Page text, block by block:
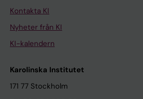
Kontakta KI
Nyheter från KI
KI-kalendern
Karolinska Institutet
171 77 Stockholm